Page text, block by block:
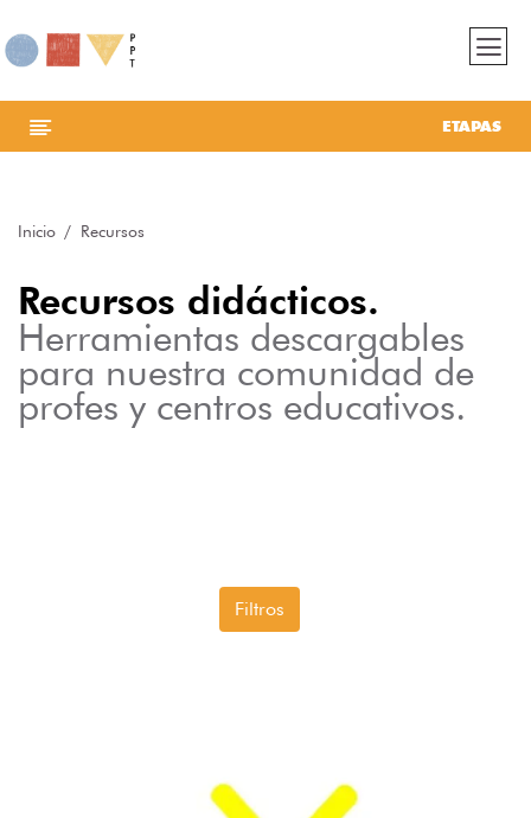
ETAPAS
Inicio Recursos
Recursos didácticos.
Herramientas descargables
para nuestra comunidad de
profes y centros educativos.
Filtros